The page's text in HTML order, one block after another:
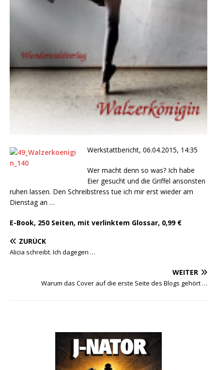
Werkstattbericht, 06.04.2015, 14:35
Wer macht denn so was? Ich habe
Eier gesucht und die Griffel ansonsten
ruhen lassen. Den Schreibstress tue ich mir erst wieder am
Dienstag an …
E-Book, 250 Seiten, mit verlinktem Glossar, 0,99 €
ZURÜCK
Alicia schreibt. Ich dagegen …
WEITER
Warum das Cover auf die erste Seite des Blogs gehört …